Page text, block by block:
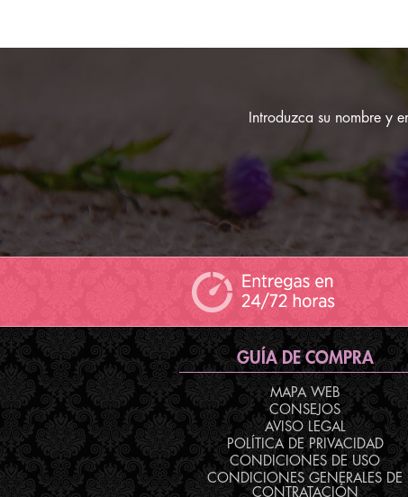
Introduzca su nombre y
GUÍA DE COMPRA
MAPA WEB
CONSEJOS
AVISO LEGAL
POLÍTICA DE PRIVACIDAD
CONDICIONES DE USO
CONDICIONES GENERALES DE
CONTRATACIÓN